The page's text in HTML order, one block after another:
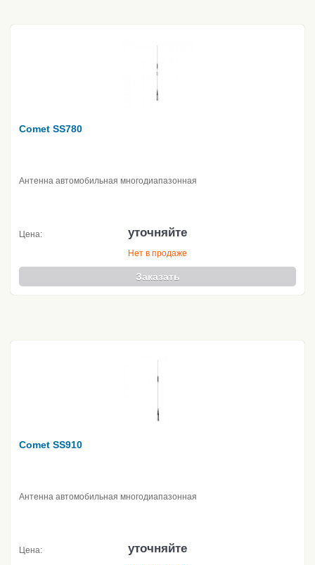
Comet SS780
Антенна автомобильная многодиапазонная
Цена: уточняйте
Нет в продаже
Заказать
Comet SS910
Антенна автомобильная многодиапазонная
Цена: уточняйте